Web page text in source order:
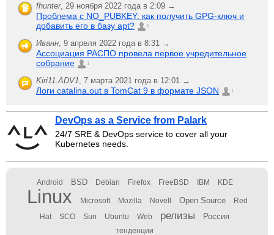
fhunter, 29 ноября 2022 года в 2:09 →
Проблема с NO_PUBKEY: как получить GPG-ключ и
добавить его в базу apt?
6
Иванн 9 апреля 2022 года в 8:31 →
Ассоциация РАСПО провела первое учредительное
собрание
1
Kiri11.ADV1 7 марта 2021 года в 12:01 →
Логи catalina.out в TomCat 9 в формате JSON 1
DevOps as a Service from Palark
24/7 SRE & DevOps service to cover all your
Kubernetes needs.
Android BSD Debian Firefox FreeBSD IBM KDE
Linux Microsoft Mozilla Novell Open Source Red
Hat SCO Sun Ubuntu Web релизы Россия
тенденции